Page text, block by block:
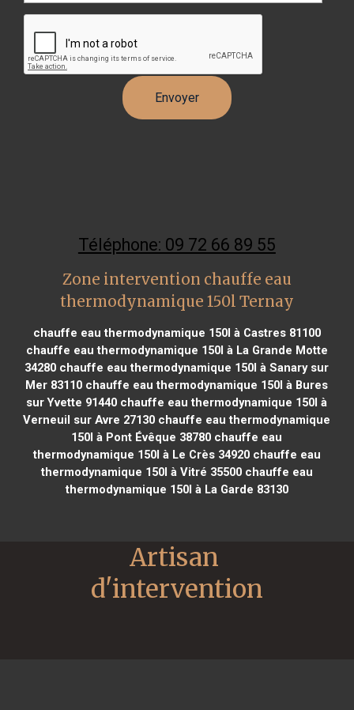
Téléphone: 09 72 66 89 55
Zone intervention chauffe eau
thermodynamique 150l Ternay
chauffe eau thermodynamique 150l à Castres 81100
chauffe eau thermodynamique 150l à La Grande Motte
34280 chauffe eau thermodynamique 150l à Sanary sur
Mer 83110 chauffe eau thermodynamique 150l à Bures
sur Yvette 91440 chauffe eau thermodynamique 150l à
Verneuil sur Avre 27130 chauffe eau thermodynamique
150l à Pont Évêque 38780 chauffe eau
thermodynamique 150l à Le Crès 34920chauffe eau
thermodynamique 150l à Vitré 35500chauffe eau
thermodynamique 150l à La Garde 83130
Artisan
d'intervention